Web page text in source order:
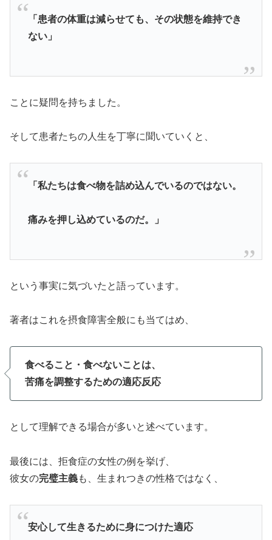
「患者の体重は減らせても、その状態を維持でき
ない」
ことに疑問を持ちました。
そして患者たちの人生を丁寧に聞いていくと、
「私たちは食べ物を詰め込んでいるのではない。
痛みを押し込めているのだ。」
という事実に気づいたと語っています。
著者はこれを摂食障害全般にも当てはめ、
食べること・食べないことは、
苦痛を調整するための適応反応
として理解できる場合が多いと述べています。
最後には、拒食症の女性の例を挙げ、
彼女の完璧主義も、生まれつきの性格ではなく、
安心して生きるために身につけた適応